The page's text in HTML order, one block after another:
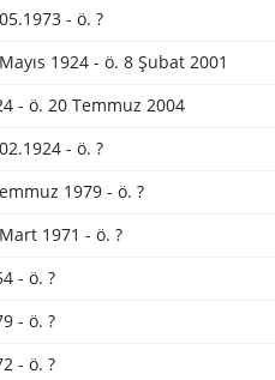
- ö. ?
1924 - ö. 8 Şubat 2001
- ö. 20 Temmuz 2004
- ö. ?
1979 - ö. ?
1971 - ö. ?
- ö. ?
- ö. ?
- ö. ?